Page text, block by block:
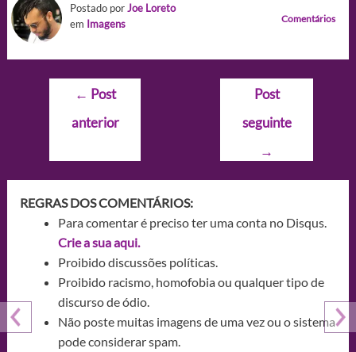
Postado porJoe Loreto
em Imagens Comentários
Navegação
Post
← Post
anterior
Post
seguinte
→
REGRAS DOS COMENTÁRIOS:
Para comentar é preciso ter uma conta no Disqus.
Crie a sua aqui.
Proibido discussões políticas.
Proibido racismo, homofobia ou qualquer tipo de
discurso de ódio.
Não poste muitas imagens de uma vez ou o sistema
pode considerar spam.